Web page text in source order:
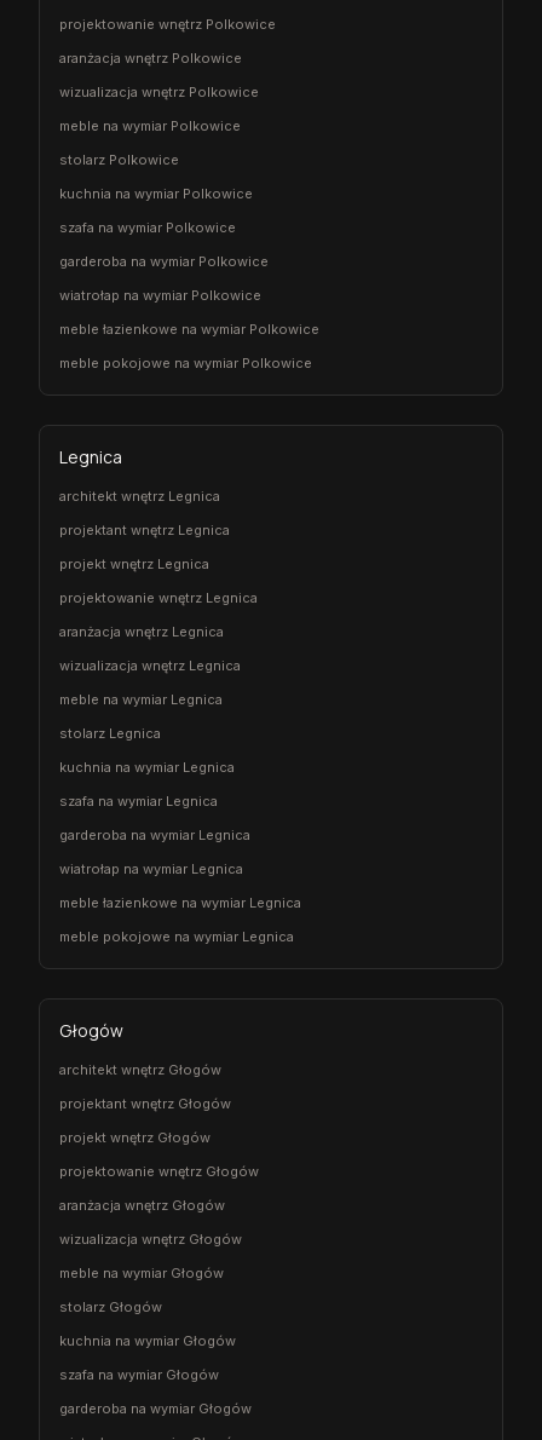
projektowanie wnętrz Polkowice
aranżacja wnętrz Polkowice
wizualizacja wnętrz Polkowice
meble na wymiar Polkowice
stolarz Polkowice
kuchnia na wymiar Polkowice
szafa na wymiar Polkowice
garderoba na wymiar Polkowice
wiatrołap na wymiar Polkowice
meble łazienkowe na wymiar Polkowice
meble pokojowe na wymiar Polkowice
Legnica
architekt wnętrz Legnica
projektant wnętrz Legnica
projekt wnętrz Legnica
projektowanie wnętrz Legnica
aranżacja wnętrz Legnica
wizualizacja wnętrz Legnica
meble na wymiar Legnica
stolarz Legnica
kuchnia na wymiar Legnica
szafa na wymiar Legnica
garderoba na wymiar Legnica
wiatrołap na wymiar Legnica
meble łazienkowe na wymiar Legnica
meble pokojowe na wymiar Legnica
Głogów
architekt wnętrz Głogów
projektant wnętrz Głogów
projekt wnętrz Głogów
projektowanie wnętrz Głogów
aranżacja wnętrz Głogów
wizualizacja wnętrz Głogów
meble na wymiar Głogów
stolarz Głogów
kuchnia na wymiar Głogów
szafa na wymiar Głogów
garderoba na wymiar Głogów